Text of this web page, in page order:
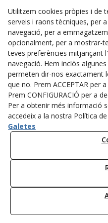
Utilitzem cookies pròpies i de
serveis i raons tècniques, per
navegació, per a
opcionalment, per a mostrar-
teves preferències mitjançant
navegació. Hem inclòs
permeten dir-nos exactament
que no. Prem ACCEPTAR per
Prem CONFIGURACIÓ per a
Per a obtenir més informació
accedeix a la nostra Política
Galetes